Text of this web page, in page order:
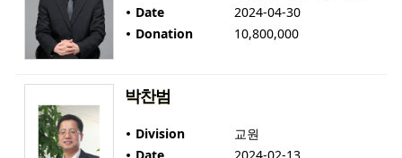
Date
2024-04-30
Donation
10,800,000
박찬범
Division
교원
Date
2024-02-13